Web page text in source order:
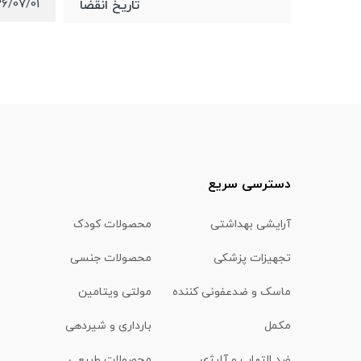
تاریخ انقضا 07/01
دسترسی سریع
آرایشی بهداشتی محصولات کودک
تجهیزات پزشکی محصولات جنسی
ماسک و ضدعفونی کننده مولتی ویتامین
مکمل بارداری و شیردهی